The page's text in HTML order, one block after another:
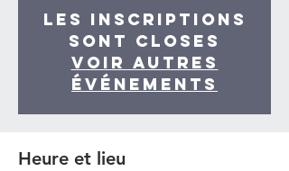
Les inscriptions
sont closes
Voir autres
événements
Heure et lieu